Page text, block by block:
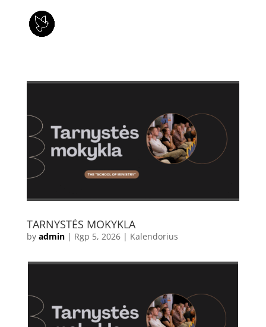
TARNYSTĖS MOKYKLA
by admin| Rgp 5, 2026| Kalendorius